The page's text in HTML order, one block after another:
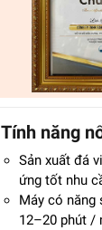
Tính năng
Sản xuất đá
ứng tốt nhu
Máy có năng
12–20 phút /